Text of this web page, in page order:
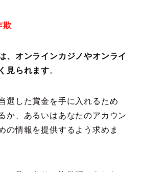
欺
、オンラインカジノやオンライ
見られます。
選した賞金を手に入れるため
か、あるいはあなたのアカウン
の情報を提供するよう求めま